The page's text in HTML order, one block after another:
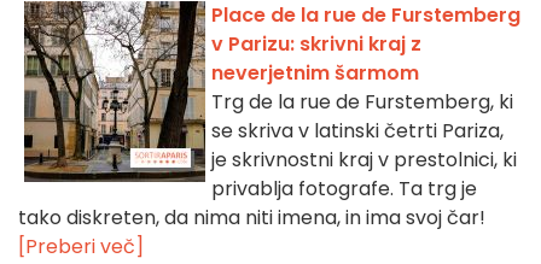
Place de la rue de Furstemberg
v Parizu: skrivni kraj z
neverjetnim šarmom
Trg de la rue de Furstemberg, ki
se skriva v latinski četrti Pariza,
je skrivnostni kraj v prestolnici, ki
privablja fotografe. Ta trg je
tako diskreten, da nima niti imena, in ima svoj čar!
[Preberi več]